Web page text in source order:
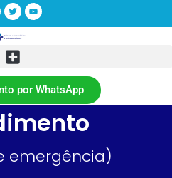
por WhatsApp
emergência)